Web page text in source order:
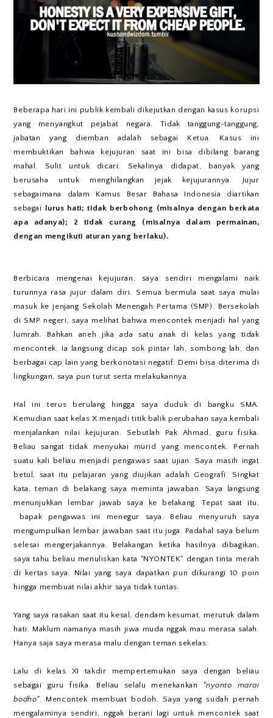
Beberapa hari ini publik kembali dikejutkan dengan kasus korupsi
yang menyangkut pejabat negara. Tidak tanggung-tanggung,
jabatan yang diemban adalah sebagai Ketua. Kasus ini
membuktikan bahwa kejujuran saat ini bisa dibilang barang
mahal. Sulit untuk dicari. Sekalinya didapat, banyak yang
berusaha untuk menghilangkan jejak kejujurannya. Jujur
sebagaimana dalam Kamus Besar Bahasa Indonesia diartikan
sebagai lurus hati; tidak berbohong (misalnya dengan berkata
apa adanya); 2 tidak curang (misalnya dalam permainan,
dengan mengikuti aturan yang berlaku).
Berbicara mengenai kejujuran, saya sendiri mengalami naik
turunnya rasa jujur dalam diri. Semua bermula saat saya mulai
masuk ke jenjang Sekolah Menengah Pertama (SMP). Bersekolah
di SMP negeri, saya melihat bahwa mencontek menjadi hal yang
lumrah. Bahkan aneh jika ada satu anak di kelas yang tidak
mencontek. Ia langsung dicap sok pintar lah, sombong lah, dan
berbagai cap lain yang berkonotasi negatif. Demi bisa diterima di
lingkungan, saya pun turut serta melakukannya.
Hal ini terus berulang hingga saya duduk di bangku SMA.
Kemudian saat kelas X menjadi titik balik perubahan saya kembali
menjalankan nilai kejujuran. Sebutlah Pak Ahmad, guru fisika.
Beliau sangat tidak menyukai murid yang mencontek. Pernah
suatu kali beliau menjadi pengawas saat ujian. Saya masih ingat
betul, saat itu pelajaran yang diujikan adalah Geografi. Singkat
kata, teman di belakang saya meminta jawaban. Saya langsung
menunjukkan lembar jawab saya ke belakang. Tepat saat itu,
bapak pengawas ini menegur saya. Beliau menyuruh saya
mengumpulkan lembar jawaban saat itu juga. Padahal saya belum
selesai mengerjakannya. Belakangan ketika hasilnya dibagikan,
saya tahu beliau menuliskan kata "NYONTEK" dengan tinta merah
di kertas saya. Nilai yang saya dapatkan pun dikurangi 10 poin
hingga membuat nilai akhir saya tidak tuntas.
Yang saya rasakan saat itu kesal, dendam kesumat, merutuk dalam
hati. Maklum namanya masih jiwa muda nggak mau merasa salah.
Hanya saja saya merasa malu dengan teman sekelas.
Lalu di kelas XI takdir mempertemukan saya dengan beliau
sebagai guru fisika. Beliau selalu menekankan "nyonto marai
bodho" . Mencontek membuat bodoh. Saya yang sudah pernah
mengalaminya sendiri, nggak berani lagi untuk mencontek saat